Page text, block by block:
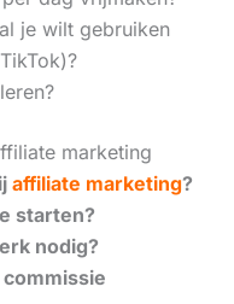
je wilt gebruiken
marketing
affiliate marketing?
starten?
nodig?